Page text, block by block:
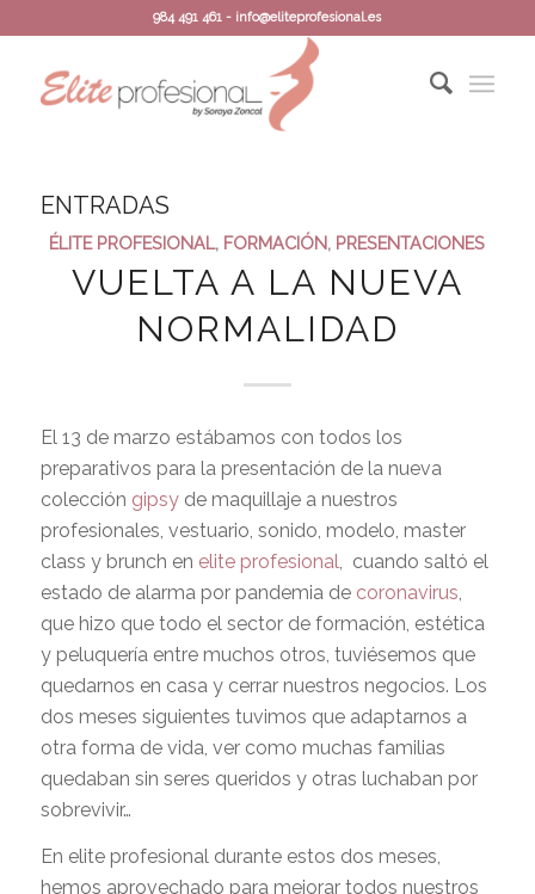
984 491 461 - info@eliteprofesional.es
ENTRADAS
ÉLITE PROFESIONAL, FORMACIÓN, PRESENTACIONES
VUELTA A LA NUEVA
NORMALIDAD
El 13 de marzo estábamos con todos los
preparativos para la presentación de la nueva
colección gipsyde maquillaje a nuestros
profesionales, vestuario, sonido, modelo, master
class y brunch en elite profesional , cuando saltó el
estado de alarma por pandemia de coronavirus
que hizo que todo el sector de formación, estética
y peluquería entre muchos otros, tuviésemos que
quedarnos en casa y cerrar nuestros negocios. Los
dos meses siguientes tuvimos que adaptarnos a
otra forma de vida, ver como muchas familias
quedaban sin seres queridos y otras luchaban por
sobrevivir…
En elite profesional durante estos dos meses,
hemos aprovechado para mejorar todos nuestros